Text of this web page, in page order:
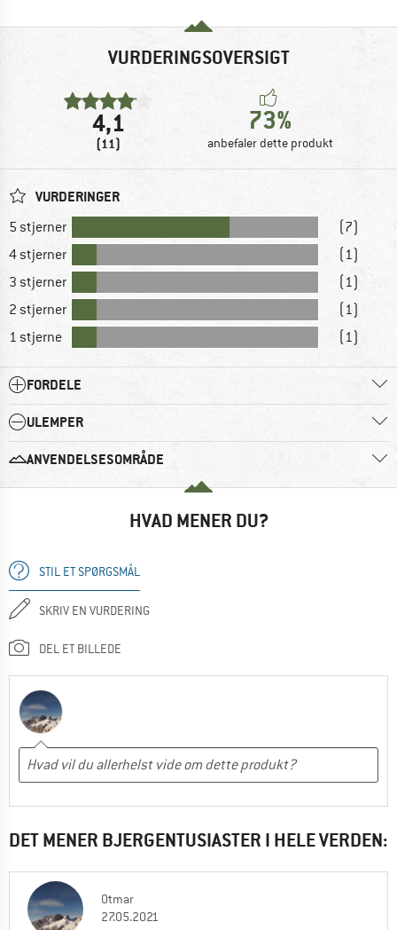
VURDERINGSOVERSIGT
4,1
(11)
73%
anbefaler dette produkt
VURDERINGER
5 stjerner
(7)
4 stjerner
(1)
3 stjerner
(1)
2 stjerner
(1)
1 stjerne
(1)
FORDELE
ULEMPER
ANVENDELSESOMRÅDE
HVAD MENER DU?
STIL ET SPØRGSMÅL
SKRIV EN VURDERING
DEL ET BILLEDE
DET MENER BJERGENTUSIASTER I HELE VERDEN:
Otmar
27.05.2021